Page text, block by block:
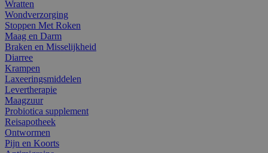
Wratten
Wondverzorging
Stoppen Met Roken
Maag en Darm
Braken en Misselijkheid
Diarree
Krampen
Laxeeringsmiddelen
Levertherapie
Maagzuur
Probiotica supplement
Reisapotheek
Ontwormen
Pijn en Koorts